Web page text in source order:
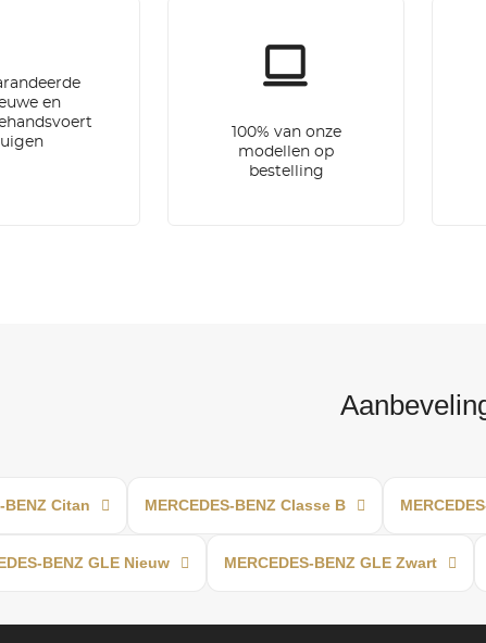
en
uigen
100% van onze
modellen op
bestelling
BENZ Citan MERCEDES-BENZ Classe B
BENZ GLE Nieuw MERCEDES-BENZ GLE Zwart